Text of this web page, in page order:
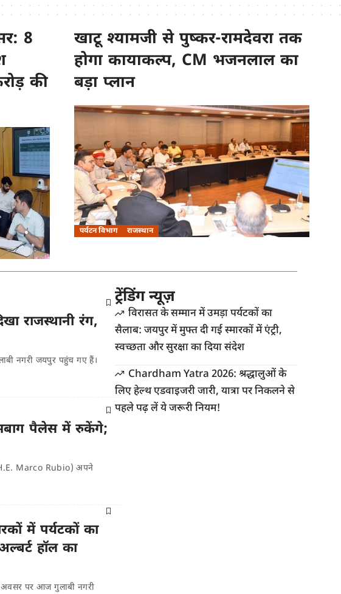
8
की
खाटू श्यामजी से पुष्कर-रामदेवरा तक
होगा कायाकल्प, CM भजनलाल का
बड़ा प्लान
पर्यटन विभाग राजस्थान
राजस्थानी रंग,
नगरी जयपुर पहुंच गए हैं।
पैलेस में रुकेंगे;
(H.E. Marco Rubio) अपने
में पर्यटकों का
हॉल का
पर आज गुलाबी नगरी
ट्रेंडिंग न्यूज़
विरासत के सम्मान में उमड़ा पर्यटकों का
सैलाब: जयपुर में मुफ्त दी गई स्मारकों में एंट्री,
स्वच्छता और सुरक्षा का दिया संदेश
Chardham Yatra 2026: श्रद्धालुओं के
लिए हेल्थ एडवाइजरी जारी, यात्रा पर निकलने से
पहले पढ़ लें ये जरूरी नियम!